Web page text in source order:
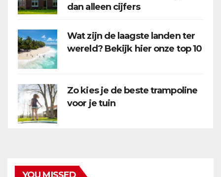
dan alleen cijfers
Wat zijn de laagste landen ter
wereld? Bekijk hier onze top 10
Zo kies je de beste trampoline
voor je tuin